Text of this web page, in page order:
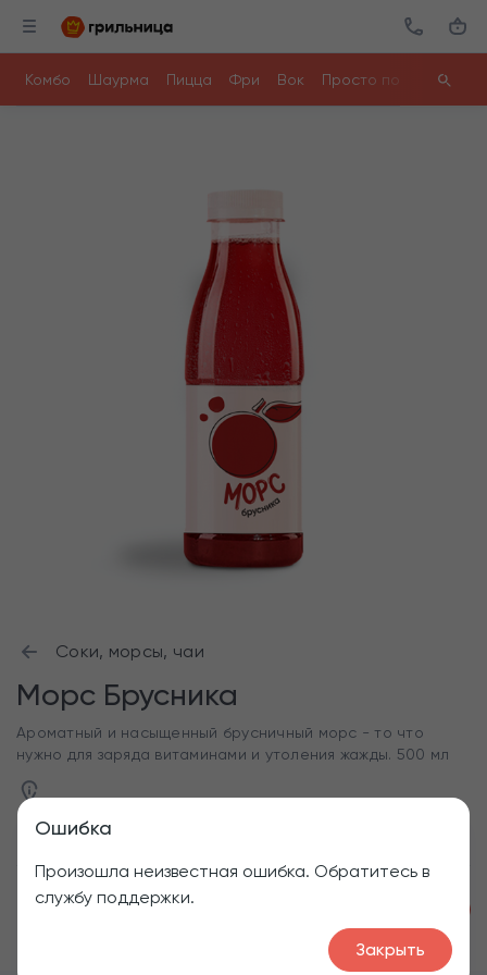
Комбо Шаурма Пицца Фри Вок Просто поесть
Ошибка
Произошла неизвестная ошибка. Обратитесь в
службу поддержки.
Закрыть
Соки, морсы, чаи
Морс Брусника
Ароматный и насыщенный брусничный морс - то что
нужно для заряда витаминами и утоления жажды. 500 мл
1